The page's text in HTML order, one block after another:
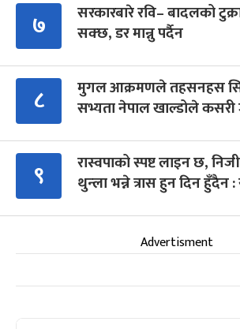
७
सरकारबारे रवि– बादलको
सक्छ, डर मान्नु पर्दैन
८
मुगल आक्रमणले तहसनहस
सभ्यता नेपाल खाल्डोले कसरी
९
रास्वपाको स्पष्ट लाइन छ,
थुन्ला भन्ने त्रास हुन दिन हुँदैन
Advertisment